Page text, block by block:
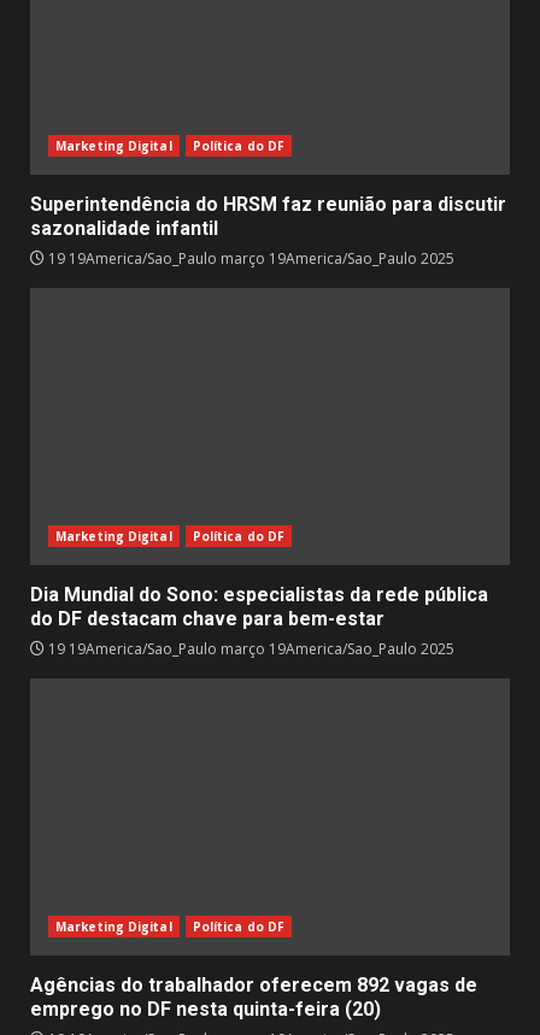
Marketing Digital Política do DF
Superintendência do HRSM faz reunião para discutir
sazonalidade infantil
19 19America/Sao_Paulo março 19America/Sao_Paulo 2025
Marketing Digital Política do DF
Dia Mundial do Sono: especialistas da rede pública
do DF destacam chave para bem-estar
19 19America/Sao_Paulo março 19America/Sao_Paulo 2025
Marketing Digital Política do DF
Agências do trabalhador oferecem 892 vagas de
emprego no DF nesta quinta-feira (20)